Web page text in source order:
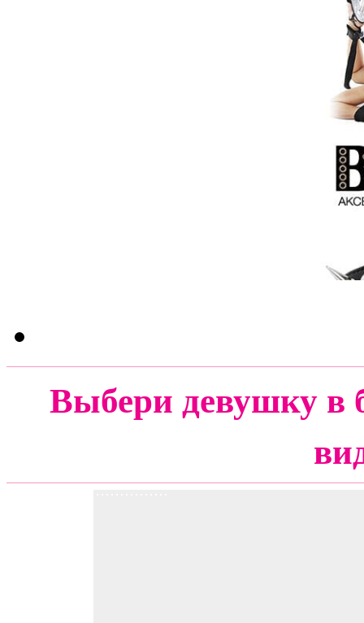
Выбери девушку в